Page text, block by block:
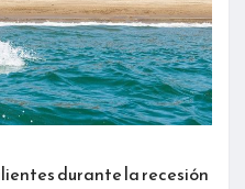
durante la recesión